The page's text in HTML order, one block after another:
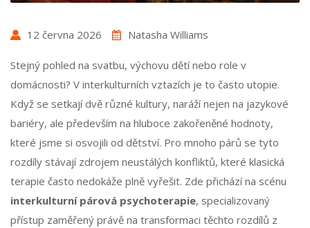
12 června 2026 Natasha Williams
Stejný pohled na svatbu, výchovu dětí nebo role v
domácnosti? V interkulturních vztazích je to často utopie.
Když se setkají dvě různé kultury, naráží nejen na jazykové
bariéry, ale především na hluboce zakořeněné hodnoty,
které jsme si osvojili od dětství. Pro mnoho párů se tyto
rozdíly stávají zdrojem neustálých konfliktů, které klasická
terapie často nedokáže plně vyřešit. Zde přichází na scénu
interkulturní párová psychoterapie, specializovaný
přístup zaměřený právě na transformaci těchto rozdílů z